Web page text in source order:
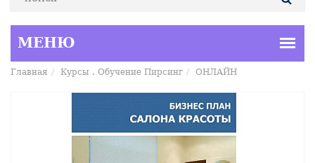
Главная Курсы . Обучение Пирсинг ОНЛАЙН